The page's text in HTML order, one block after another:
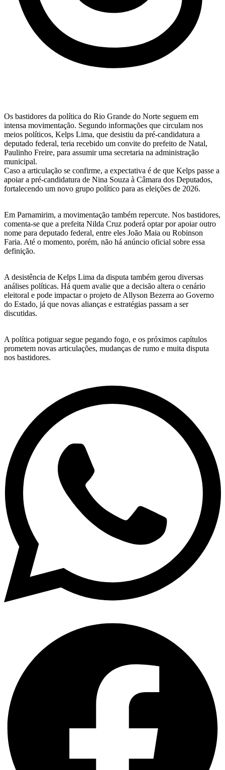
Os bastidores da política do Rio Grande do Norte seguem em
intensa movimentação. Segundo informações que circulam nos
meios políticos, Kelps Lima, que desistiu da pré-candidatura a
deputado federal, teria recebido um convite do prefeito de Natal,
Paulinho Freire, para assumir uma secretaria na administração
municipal.
Caso a articulação se confirme, a expectativa é de que Kelps passe a
apoiar a pré-candidatura de Nina Souza à Câmara dos Deputados,
fortalecendo um novo grupo político para as eleições de 2026.
Em Parnamirim, a movimentação também repercute. Nos bastidores,
comenta-se que a prefeita Nilda Cruz poderá optar por apoiar outro
nome para deputado federal, entre eles João Maia ou Robinson
Faria. Até o momento, porém, não há anúncio oficial sobre essa
definição.
A desistência de Kelps Lima da disputa também gerou diversas
análises políticas. Há quem avalie que a decisão altera o cenário
eleitoral e pode impactar o projeto de Allyson Bezerra ao Governo
do Estado, já que novas alianças e estratégias passam a ser
discutidas.
A política potiguar segue pegando fogo, e os próximos capítulos
prometem novas articulações, mudanças de rumo e muita disputa
nos bastidores.